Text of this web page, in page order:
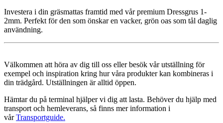
Investera i din gräsmattas framtid med vår premium Dressgrus 1-
2mm. Perfekt för den som önskar en vacker, grön oas som tål daglig
användning.
Välkommen att höra av dig till oss eller besök vår utställning för
exempel och inspiration kring hur våra produkter kan kombineras i
din trädgård. Utställningen är alltid öppen.
Hämtar du på terminal hjälper vi dig att lasta. Behöver du hjälp med
transport och hemleverans, så finns mer information i
vårTransportguide.